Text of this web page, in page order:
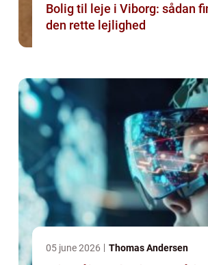
Bolig til leje i Viborg: sådan
den rette lejlighed
05 june 2026 Thomas Andersen